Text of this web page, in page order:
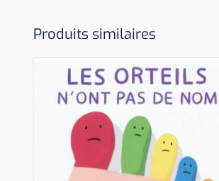
Produits similaires